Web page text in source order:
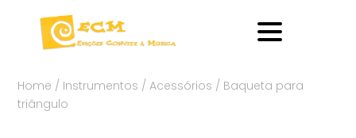
Home / Instrumentos /Acessórios / Baqueta para
triângulo